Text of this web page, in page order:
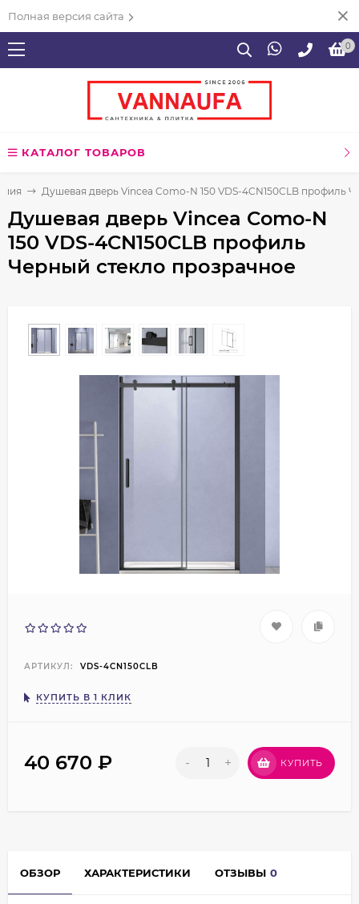
Полная версия сайта
0
КАТАЛОГ ТОВАРОВ
Душевая дверь Vincea Como-N 150 VDS-4CN150CLB профиль
Душевая дверь Vincea Como-N
150 VDS-4CN150CLB профиль
Черный стекло прозрачное
АРТИКУЛ: VDS-4CN150CLB
КУПИТЬ В 1 КЛИК
40 670 ₽ - + КУПИТЬ
ОБЗОР ХАРАКТЕРИСТИКИ ОТЗЫВЫ 0